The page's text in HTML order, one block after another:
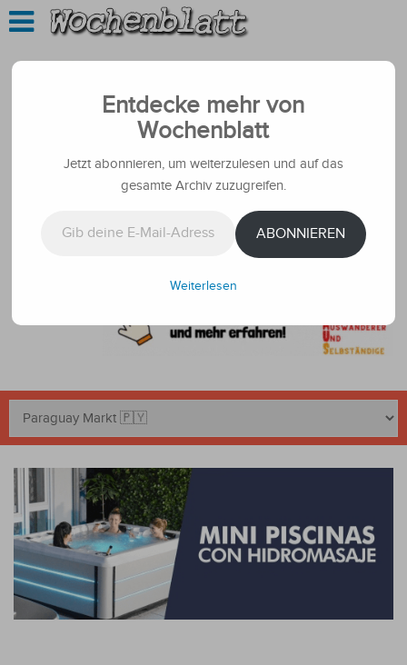
Entdecke mehr von
Wochenblatt
Jetzt abonnieren, um weiterzulesen und auf das
gesamte Archiv zuzugreifen.
ABONNIEREN
Weiterlesen